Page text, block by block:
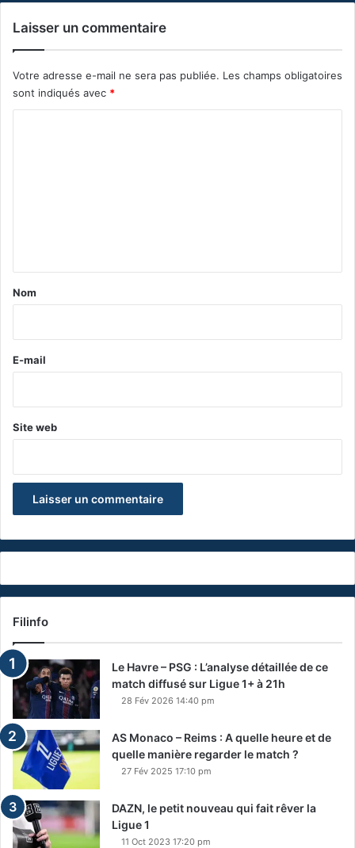
Laisser un commentaire
Votre adresse e-mail ne sera pas publiée. Les champs obligatoires
sont indiqués avec *
a
e
Nom
E-mail
Site web
Filinfo
Le Havre – PSG : L’analyse détaillée de ce
match diffusé sur Ligue 1+ à 21h
28 Fév 2026 14:40 pm
AS Monaco – Reims : A quelle heure et de
quelle manière regarder le match ?
27 Fév 2025 17:10 pm
DAZN, le petit nouveau qui fait rêver la
Ligue 1
11 Oct 2023 17:20 pm